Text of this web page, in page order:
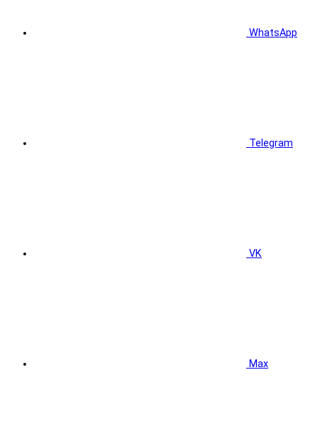
WhatsApp
Telegram
VK
Max